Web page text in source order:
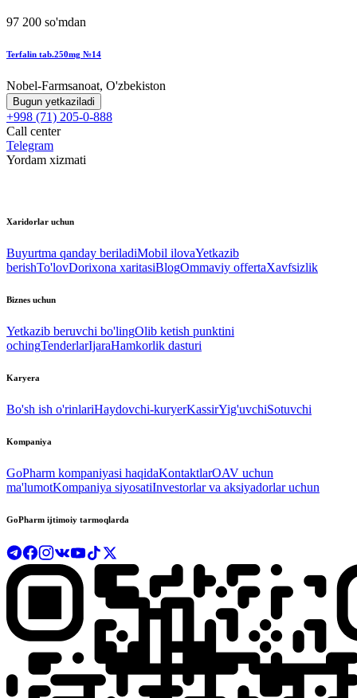
97 200 so'mdan
Terfalin tab.250mg №14
Nobel-Farmsanoat, O'zbekiston
Bugun yetkaziladi
+998 (71) 205-0-888
Call center
Telegram
Yordam xizmati
Xaridorlar uchun
Buyurtma qanday beriladiMobil ilovaYetkazib
berishTo'lovDorixona xaritasiBlogOmmaviy offertaXavfsizlik
Biznes uchun
Yetkazib beruvchi bo'lingOlib ketish punktini
ochingTenderlarIjaraHamkorlik dasturi
Karyera
Bo'sh ish o'rinlariHaydovchi-kuryerKassirYig'uvchiSotuvchi
Kompaniya
GoPharm kompaniyasi haqidaKontaktlarOAV uchun
ma'lumotKompaniya siyosatiInvestorlar va aksiyadorlar uchun
GoPharm ijtimoiy tarmoqlarda